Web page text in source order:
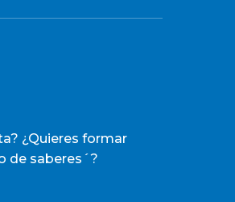
¿Quieres formar
de saberes´?